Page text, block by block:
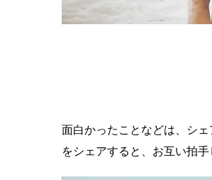
面白かったことなどは、シ
をシェアすると、お互い拍手